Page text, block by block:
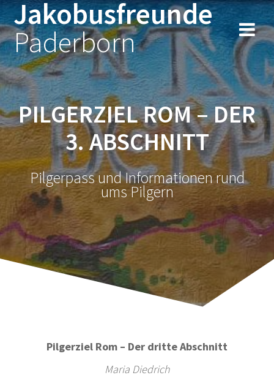
Zum
Inhalt
springen
Jakobusfreunde
Paderborn
PILGERZIEL ROM – DER
3. ABSCHNITT
Pilgerpass und Informationen rund
ums Pilgern
Pilgerziel Rom – Der dritte Abschnitt
Maria Diedrich